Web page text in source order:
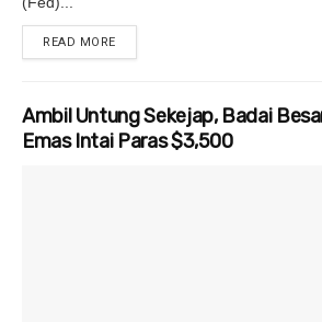
READ MORE
Ambil Untung Sekejap, Badai
Emas Intai Paras $3,500